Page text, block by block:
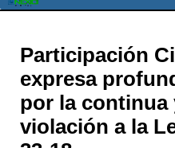
Participación
expresa
por la continua
violación a la